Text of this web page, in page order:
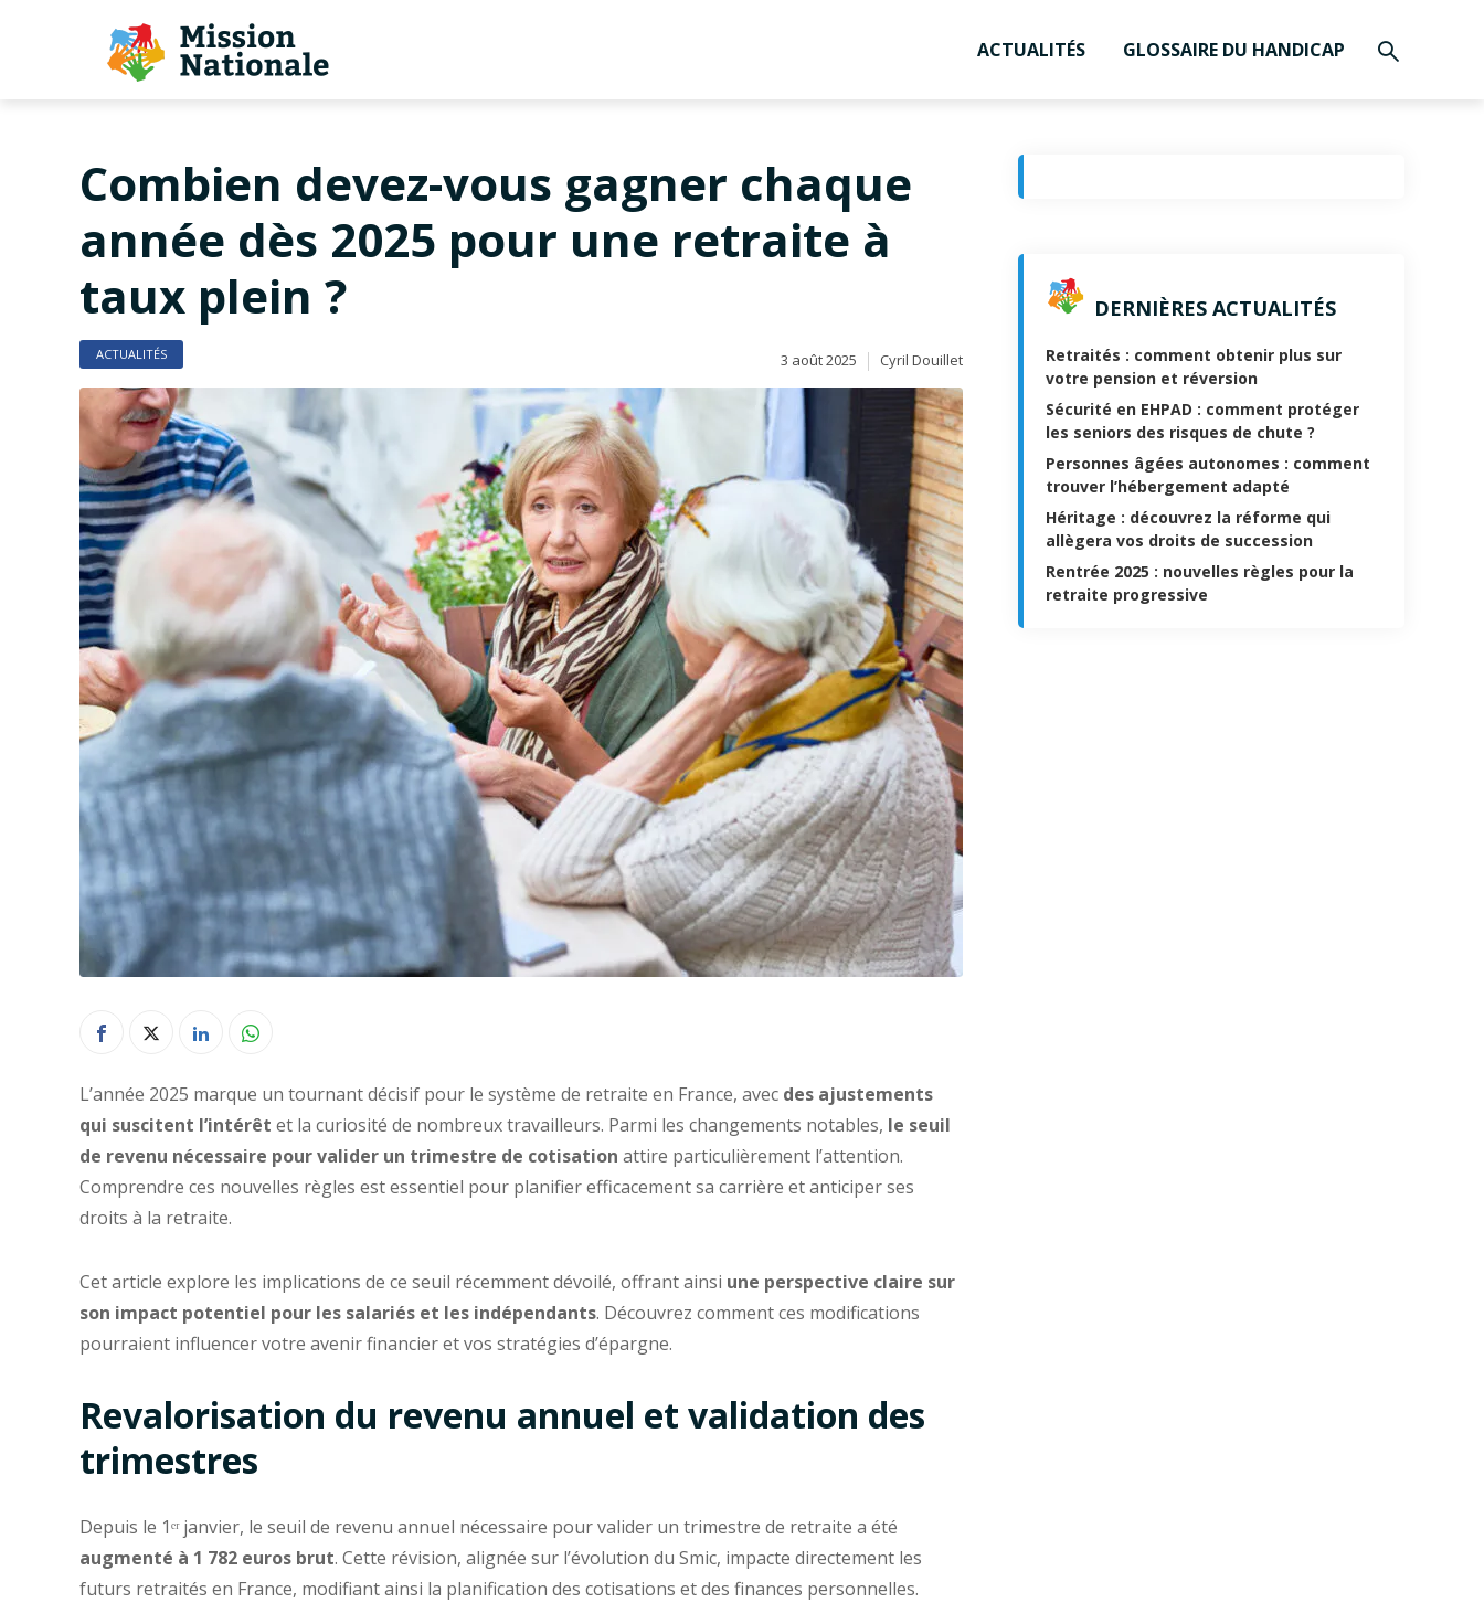
ACTUALITÉS GLOSSAIRE DU HANDICAP
Combien devez-vous gagner chaque
année dès 2025 pour une retraite à
taux plein ?
ACTUALITÉS 3 août 2025 Cyril Douillet
L’année 2025 marque un tournant décisif pour le système de retraite en France, avec des ajustements
qui suscitent l’intérêt et la curiosité de nombreux travailleurs. Parmi les changements notables, le seuil
de revenu nécessaire pour valider un trimestre de cotisation attire particulièrement l’attention.
Comprendre ces nouvelles règles est essentiel pour planifier efficacement sa carrière et anticiper ses
droits à la retraite.
Cet article explore les implications de ce seuil récemment dévoilé, offrant ainsi une perspective claire sur
son impact potentiel pour les salariés et les indépendants. Découvrez comment ces modifications
pourraient influencer votre avenir financier et vos stratégies d’épargne.
Revalorisation du revenu annuel et validation des
trimestres
Depuis le 1ᵉʳ janvier, le seuil de revenu annuel nécessaire pour valider un trimestre de retraite a été
augmenté à 1 782 euros brut. Cette révision, alignée sur l’évolution du Smic, impacte directement les
futurs retraités en France, modifiant ainsi la planification des cotisations et des finances personnelles.
DERNIÈRES ACTUALITÉS
Retraités : comment obtenir plus sur
votre pension et réversion
Sécurité en EHPAD : comment protéger
les seniors des risques de chute ?
Personnes âgées autonomes : comment
trouver l’hébergement adapté
Héritage : découvrez la réforme qui
allègera vos droits de succession
Rentrée 2025 : nouvelles règles pour la
retraite progressive